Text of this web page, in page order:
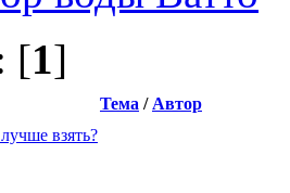
[1]
Тема / Автор
взять?